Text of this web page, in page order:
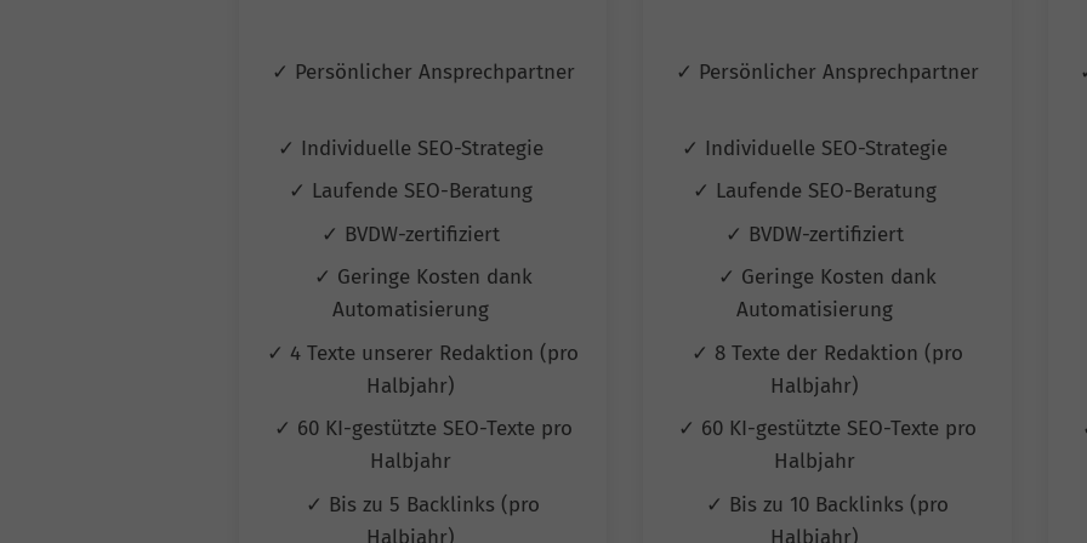
✓ Persönlicher Ansprechpartner
✓ Individuelle SEO-Strategie
✓ Laufende SEO-Beratung
✓ BVDW-zertifiziert
✓ Geringe Kosten dank
Automatisierung
✓ 4 Texte unserer Redaktion (pro
Halbjahr)
✓ 60 KI-gestützte SEO-Texte pro
Halbjahr
✓ Bis zu 5 Backlinks (pro
Halbjahr)
✓ Persönlicher Ansprechpartner
✓ Individuelle SEO-Strategie
✓ Laufende SEO-Beratung
✓ BVDW-zertifiziert
✓ Geringe Kosten dank
Automatisierung
✓ 8 Texte der Redaktion (pro
Halbjahr)
✓ 60 KI-gestützte SEO-Texte pro
Halbjahr
✓ Bis zu 10 Backlinks (pro
Halbjahr)